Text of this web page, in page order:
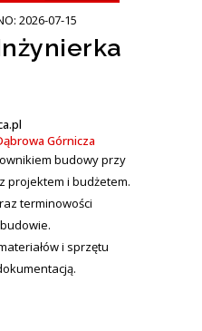
2026-07-15
Górnicza
budowy przy
projektem i budżetem.
terminowości
i sprzętu